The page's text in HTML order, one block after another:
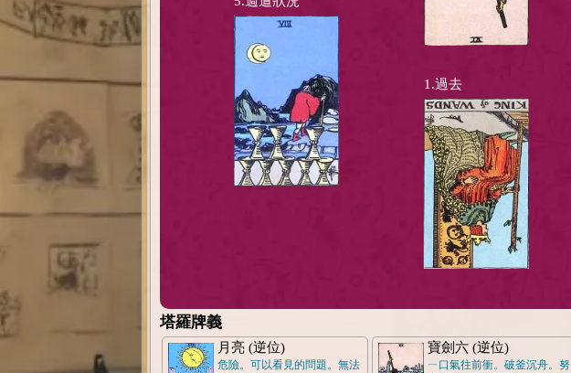
1.過去
5.週遭狀況
塔羅牌義
月亮 (逆位)
危險。可以看見的問題。無法
寶劍六 (逆位)
ㄧ口氣往前衝。破釜沉舟。努